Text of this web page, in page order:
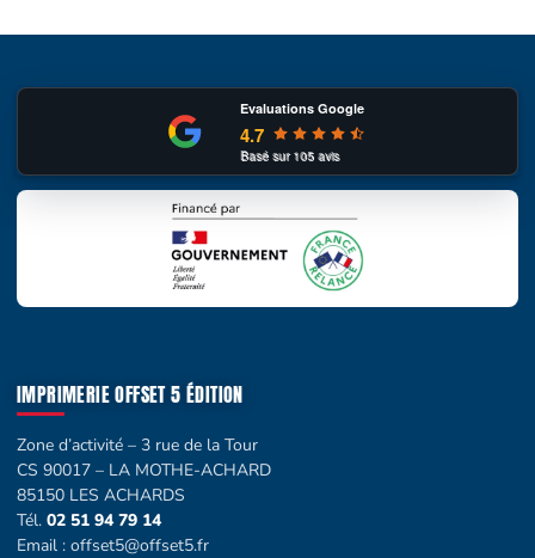
Evaluations Google
4.7
Basé sur105avis
IMPRIMERIE OFFSET 5 ÉDITION
Zone d’activité – 3 rue de la Tour
CS 90017 – LA MOTHE-ACHARD
85150 LES ACHARDS
Tél. 02 51 94 79 14
Email : offset5@offset5.fr